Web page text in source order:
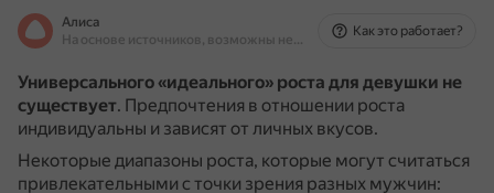
Алиса
На основе источников, возможны неточности
Как это работает?
Универсального «идеального» роста для девушки не
существует. Предпочтения в отношении роста
индивидуальны и зависят от личных вкусов.
Некоторые диапазоны роста, которые могут считаться
привлекательными с точки зрения разных мужчин: